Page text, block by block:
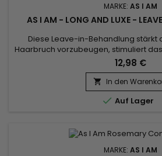
MARKE: AS I AM
AS I AM - LONG AND LUXE -
Diese Leave-in-Behandlung stärkt
Haarbruch vorzubeugen, stimuliert
Nagelhaut, hilft beim Entwirren
Styling.&nbsp; Der mit Sheabutter,
formulierte Leave-In-Conditioner As I
Yogurt Pomegranate & Passion Fruit
Haar,...
12,98 €
 In den
 Auf Lager
MARKE: AS I AM